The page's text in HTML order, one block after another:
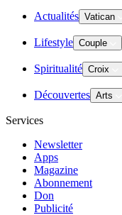
Actualités Vatican
Lifestyle Couple
Spiritualité Croix
Découvertes Arts
Services
Newsletter
Apps
Magazine
Abonnement
Don
Publicité